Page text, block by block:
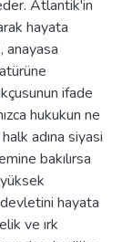
Atlantik'in
hayata
ifade
hukukun ne
adına siyasi
bakılırsa
hayata
ve ırk